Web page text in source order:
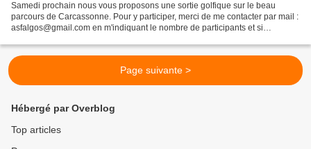
Samedi prochain nous vous proposons une sortie golfique sur le beau
parcours de Carcassonne. Pour y participer, merci de me contacter par mail :
asfalgos@gmail.com en m'indiquant le nombre de participants et si
Page suivante >
Hébergé par Overblog
Top articles